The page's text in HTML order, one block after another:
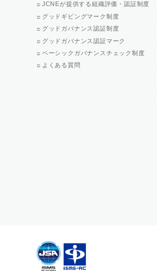
JCNEが提供する組織評価・認証制度
グッドギビングマーク制度
グッドガバナンス認証制度
グッドガバナンス認証マーク
ベーシックガバナンスチェック制度
よくある質問